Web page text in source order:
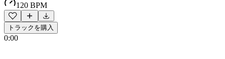
120 BPM
トラックを購入
0:00